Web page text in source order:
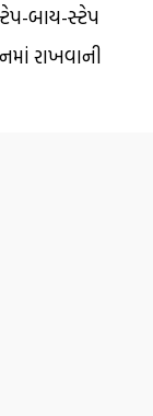
બાય-સ્ટેપ
રાખવાની